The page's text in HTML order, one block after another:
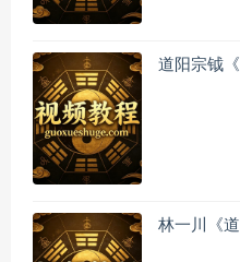
道阳宗钺
林一川《